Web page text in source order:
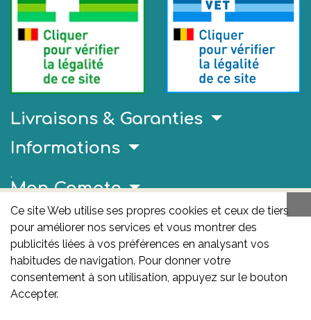
Livraisons & Garanties
Ce site Web utilise ses propres cookies et ceux de tiers
pour améliorer nos services et vous montrer des
publicités liées à vos préférences en analysant vos
habitudes de navigation. Pour donner votre
consentement à son utilisation, appuyez sur le bouton
Accepter.
Informations
.
Mon Compte
Liens Utiles
AFMPS
L'AFMPS est l’autorité compétente en matière de
médicaments et de produits de santé en Belgique. Ce